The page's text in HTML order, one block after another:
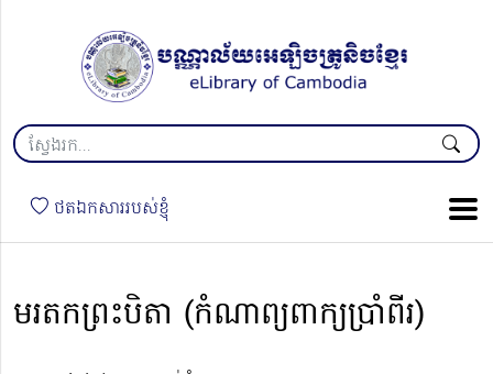
ថតឯកសាររបស់ខ្ញុំ
មរតកព្រះបិតា (កំណាព្យពាក្យប្រាំពីរ)